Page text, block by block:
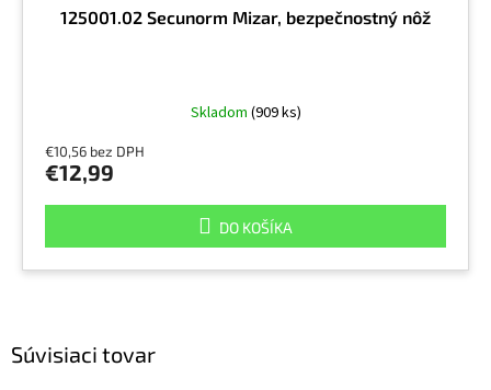
Súvisiaci tovar
125001.02 Secunorm Mizar, bezpečnostný nôž
Skladom (909 ks)
€10,56 bez DPH
€12,99
DO KOŠÍKA